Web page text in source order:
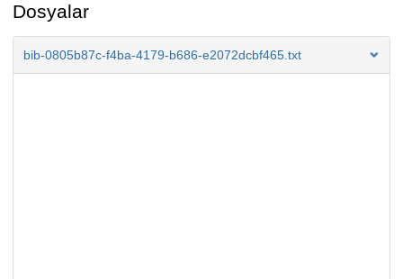
Dosyalar
bib-0805b87c-f4ba-4179-b686-e2072dcbf465.txt